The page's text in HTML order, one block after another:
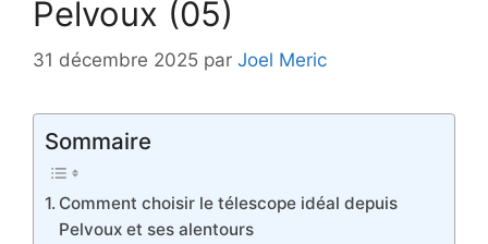
Pelvoux (05)
31 décembre 2025 par Joel Meric
Sommaire
Comment choisir le télescope idéal depuis
Pelvoux et ses alentours